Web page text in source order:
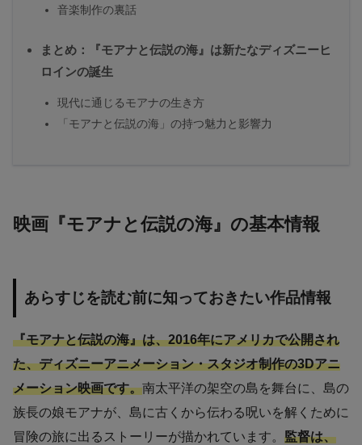
音楽制作の裏話
まとめ：『モアナと伝説の海』は新たなディズニーヒ
ロインの誕生
現代に通じるモアナの生き方
「モアナと伝説の海」の持つ魅力と影響力
映画『モアナと伝説の海』の基本情報
あらすじを読む前に知っておきたい作品情報
『モアナと伝説の海』は、2016年にアメリカで公開され
た、ディズニーアニメーション・スタジオ制作の3Dアニ
メーション映画です。南太平洋の架空の島を舞台に、島の
族長の娘モアナが、島に古くから伝わる呪いを解くために
冒険の旅に出るストーリーが描かれています。 監督は、